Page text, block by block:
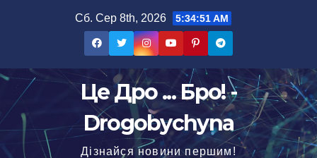
Сб. Сер 8th, 2026 5:34:52 AM
Це Дро ... Бро! -
Drogobychyna
Дізнайся новини першим!